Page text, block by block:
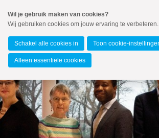
naar
Spring
de
inhoud
Spring
naar
hoofdmenu
Noord-Holland
Wil je gebruik maken van cookies?
Wij gebruiken cookies om jouw ervaring te verbeteren.
Schakel alle cookies in Toon cookie-
Alleen essentiële cookies